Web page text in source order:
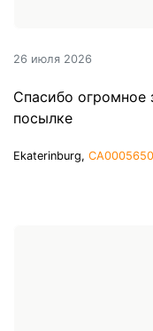
26 июля 2026
Спасибо огромное
посылке
Ekaterinburg,